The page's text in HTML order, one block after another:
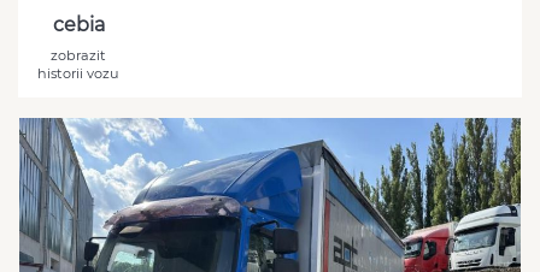
cebia
zobrazit
historii vozu